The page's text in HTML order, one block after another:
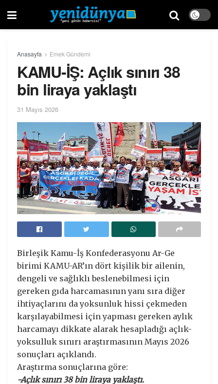
Anasayfa Emek Gündemi
KAMU-İŞ: Açlık sınırı 38
bin liraya yaklaştı
31 Mayıs 2026
Birleşik Kamu-İş Konfederasyonu Ar-Ge
birimi KAMU-AR’ın dört kişilik bir ailenin,
dengeli ve sağlıklı beslenebilmesi için
gereken gıda harcamasının yanı sıra diğer
ihtiyaçlarını da yoksunluk hissi çekmeden
karşılayabilmesi için yapması gereken aylık
harcamayı dikkate alarak hesapladığı açlık-
yoksulluk sınırı araştırmasının Mayıs 2026
sonuçları açıklandı.
Araştırma sonuçlarına göre:
-Açlık sınırı 38 bin liraya yaklaştı.